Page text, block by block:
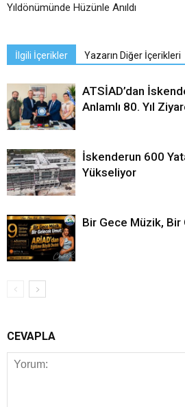
Yıldönümünde Hüzünle Anıldı
İlgili İçerikler Yazarın Diğer İçerikleri
ATSİAD’dan
Anlamlı 80. Yıl
İskenderun 600
Yükseliyor
Bir Gece Müzik,
CEVAPLA